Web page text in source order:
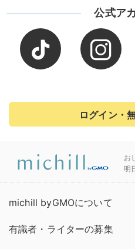
公式ア
ログイン・
お
明
michill byGMOについて
有識者・ライターの募集